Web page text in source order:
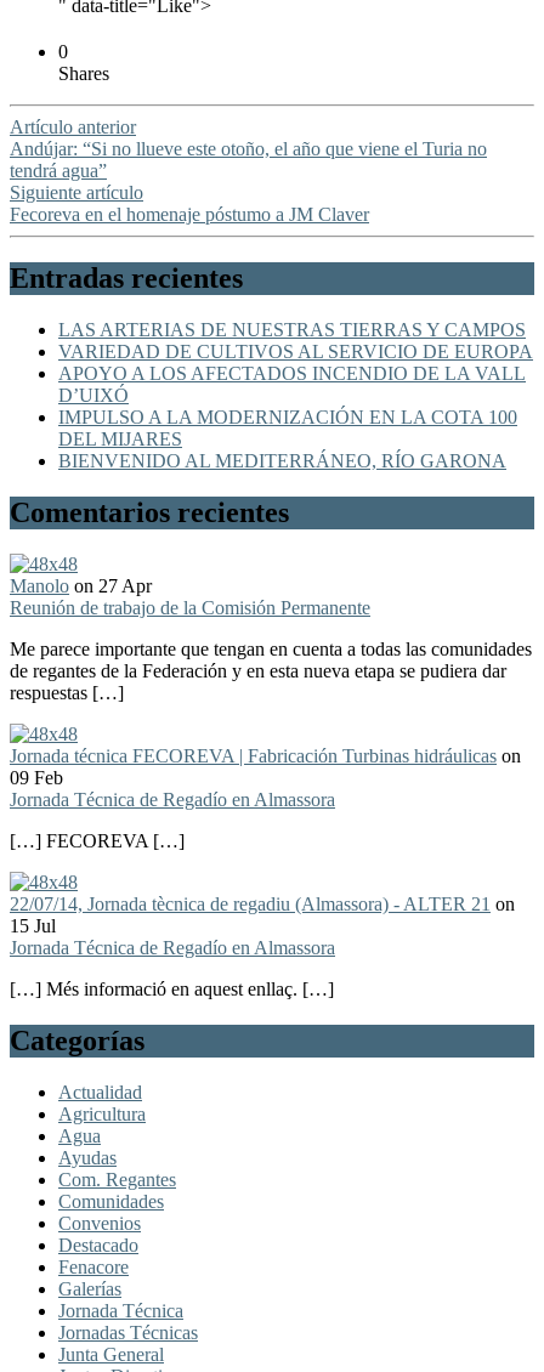
" data-title="Like">
0
Shares
Artículo anterior
Andújar: “Si no llueve este otoño, el año que viene el Turia no
tendrá agua”
Siguiente artículo
Fecoreva en el homenaje póstumo a JM Claver
Entradas recientes
LAS ARTERIAS DE NUESTRAS TIERRAS Y CAMPOS
VARIEDAD DE CULTIVOS AL SERVICIO DE EUROPA
APOYO A LOS AFECTADOS INCENDIO DE LA VALL
D’UIXÓ
IMPULSO A LA MODERNIZACIÓN EN LA COTA 100
DEL MIJARES
BIENVENIDO AL MEDITERRÁNEO, RÍO GARONA
Comentarios recientes
Manolo on 27 Apr
Reunión de trabajo de la Comisión Permanente
Me parece importante que tengan en cuenta a todas las comunidades
de regantes de la Federación y en esta nueva etapa se pudiera dar
respuestas […]
Jornada técnica FECOREVA | Fabricación Turbinas hidráulicas on
09 Feb
Jornada Técnica de Regadío en Almassora
[…] FECOREVA […]
22/07/14, Jornada tècnica de regadiu (Almassora) - ALTER 21 on
15 Jul
Jornada Técnica de Regadío en Almassora
[…] Més informació en aquest enllaç. […]
Categorías
Actualidad
Agricultura
Agua
Ayudas
Com. Regantes
Comunidades
Convenios
Destacado
Fenacore
Galerías
Jornada Técnica
Jornadas Técnicas
Junta General